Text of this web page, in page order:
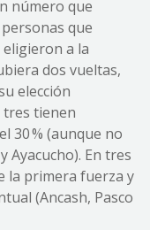
número que
que
a la
dos vueltas,
elección
tres tienen
30 % (aunque no
Ayacucho). En tres
la primera fuerza y
(Ancash, Pasco